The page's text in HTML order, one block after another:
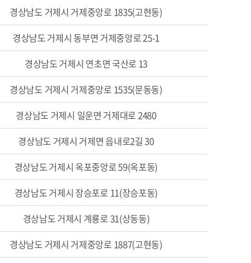
경상남도 거제시 거제중앙로 1835(고현동)
경상남도 거제시 동부면 거제중앙로 25-1
경상남도 거제시 연초면 국산로 13
경상남도 거제시 거제중앙로 1535(문동동)
경상남도 거제시 일운면 거제대로 2480
경상남도 거제시 거제면 읍내로2길 30
경상남도 거제시 옥포중앙로 59(옥포동)
경상남도 거제시 장승포로 11(장승포동)
경상남도 거제시 계룡로 31(상동동)
경상남도 거제시 거제중앙로 1887(고현동)